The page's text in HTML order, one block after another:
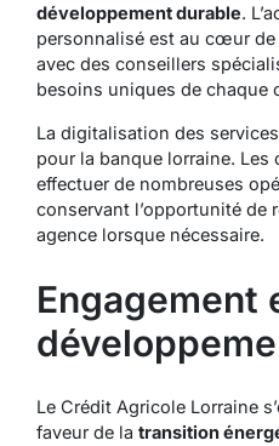
développement durable.
personnalisé est au cœur de
avec des conseillers
besoins uniques de chaque
La digitalisation des services
pour la banque lorraine.
effectuer de nombreuses
conservant l’opportunité de
agence lorsque nécessaire.
Engagement
Le Crédit Agricole Lorraine
faveur de la transition